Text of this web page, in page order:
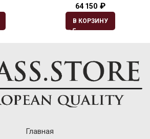
64 150 ₽
В КОРЗИНУ
Главная